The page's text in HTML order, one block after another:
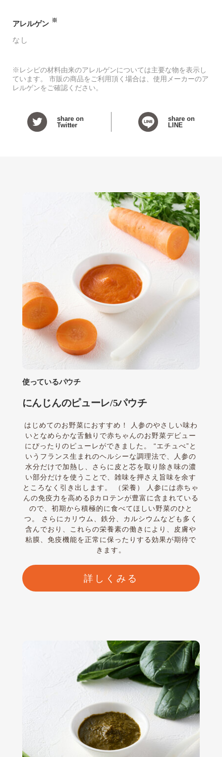
アレルゲン ※
なし
※レシピの材料由来のアレルゲンについては主要な物を表示し
ています。 市販の商品をご利用頂く場合は、使用メーカーのア
レルゲンをご確認ください。
share on
Twitter
share on
LINE
使っているパウチ
にんじんのピューレ/5パウチ
はじめてのお野菜におすすめ！ 人参のやさしい味わ
いとなめらかな舌触りで赤ちゃんのお野菜デビュー
にぴったりのピューレができました。 “エチュべ”と
いうフランス生まれのヘルシーな調理法で、人参の
水分だけで加熱し、さらに皮と芯を取り除き味の濃
い部分だけを使うことで、雑味を押さえ旨味を余す
ところなく引き出します。 （栄養） 人参には赤ちゃ
んの免疫力を高めるβカロテンが豊富に含まれている
ので、初期から積極的に食べてほしい野菜のひと
つ。 さらにカリウム、鉄分、カルシウムなども多く
含んでおり、これらの栄養素の働きにより、皮膚や
粘膜、免疫機能を正常に保ったりする効果が期待で
きます。
詳しくみる